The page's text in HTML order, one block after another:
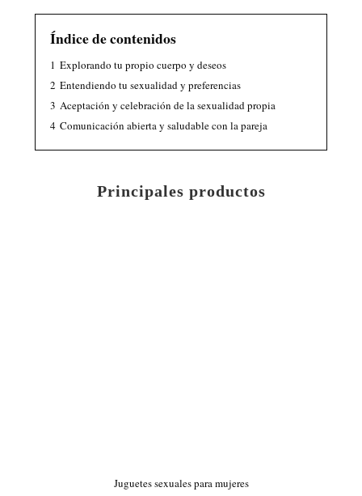
Índice de contenidos
1 Explorando tu propio cuerpo y deseos
2 Entendiendo tu sexualidad y preferencias
3 Aceptación y celebración de la sexualidad propia
4 Comunicación abierta y saludable con la pareja
Principales productos
Juguetes sexuales para mujeres